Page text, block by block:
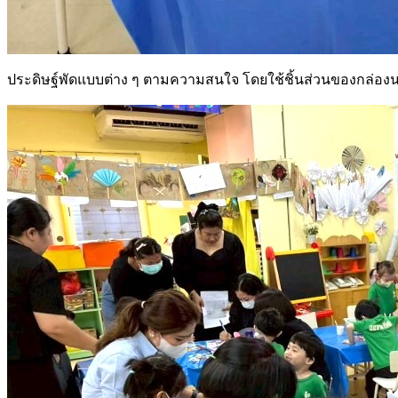
ประดิษฐ์พัดแบบต่าง ๆ ตามความสนใจ โดยใช้ชิ้นส่วนของกล่อง